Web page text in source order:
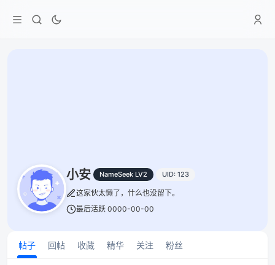
小安 NameSeek LV2 UID: 123
这家伙太懒了，什么也没留下。
最后活跃 0000-00-00
帖子 回帖 收藏 精华 关注 粉丝